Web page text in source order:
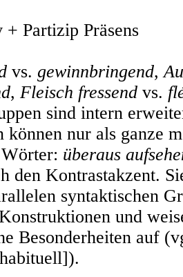
+ Partizip Präsens
vs. gewinnbringend,
, Fleisch fressend vs.
sind intern
können nur als ganze
überaus
den Kontrastakzent.
syntaktischen
und
Besonderheiten auf